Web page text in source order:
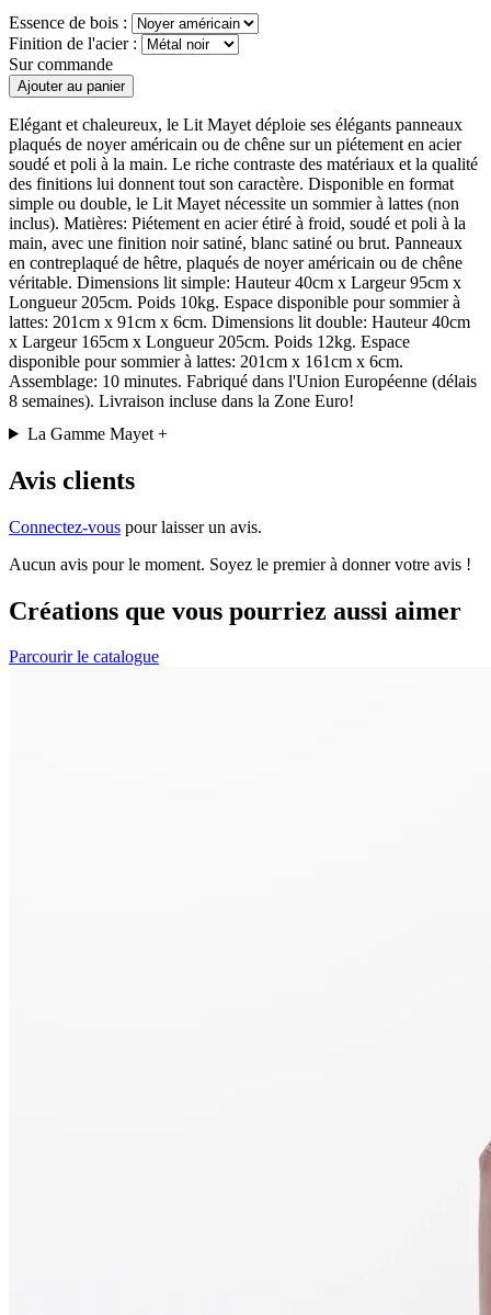
Essence de bois :
Finition de l'acier :
Sur commande
Ajouter au panier
Elégant et chaleureux, le Lit Mayet déploie ses élégants panneaux
plaqués de noyer américain ou de chêne sur un piétement en acier
soudé et poli à la main. Le riche contraste des matériaux et la qualité
des finitions lui donnent tout son caractère. Disponible en format
simple ou double, le Lit Mayet nécessite un sommier à lattes (non
inclus). Matières: Piétement en acier étiré à froid, soudé et poli à la
main, avec une finition noir satiné, blanc satiné ou brut. Panneaux
en contreplaqué de hêtre, plaqués de noyer américain ou de chêne
véritable. Dimensions lit simple: Hauteur 40cm x Largeur 95cm x
Longueur 205cm. Poids 10kg. Espace disponible pour sommier à
lattes: 201cm x 91cm x 6cm. Dimensions lit double: Hauteur 40cm
x Largeur 165cm x Longueur 205cm. Poids 12kg. Espace
disponible pour sommier à lattes: 201cm x 161cm x 6cm.
Assemblage: 10 minutes. Fabriqué dans l'Union Européenne (délais
8 semaines). Livraison incluse dans la Zone Euro!
La Gamme Mayet +
Avis clients
Connectez-vous pour laisser un avis.
Aucun avis pour le moment. Soyez le premier à donner votre avis !
Créations que vous pourriez aussi aimer
Parcourir le catalogue